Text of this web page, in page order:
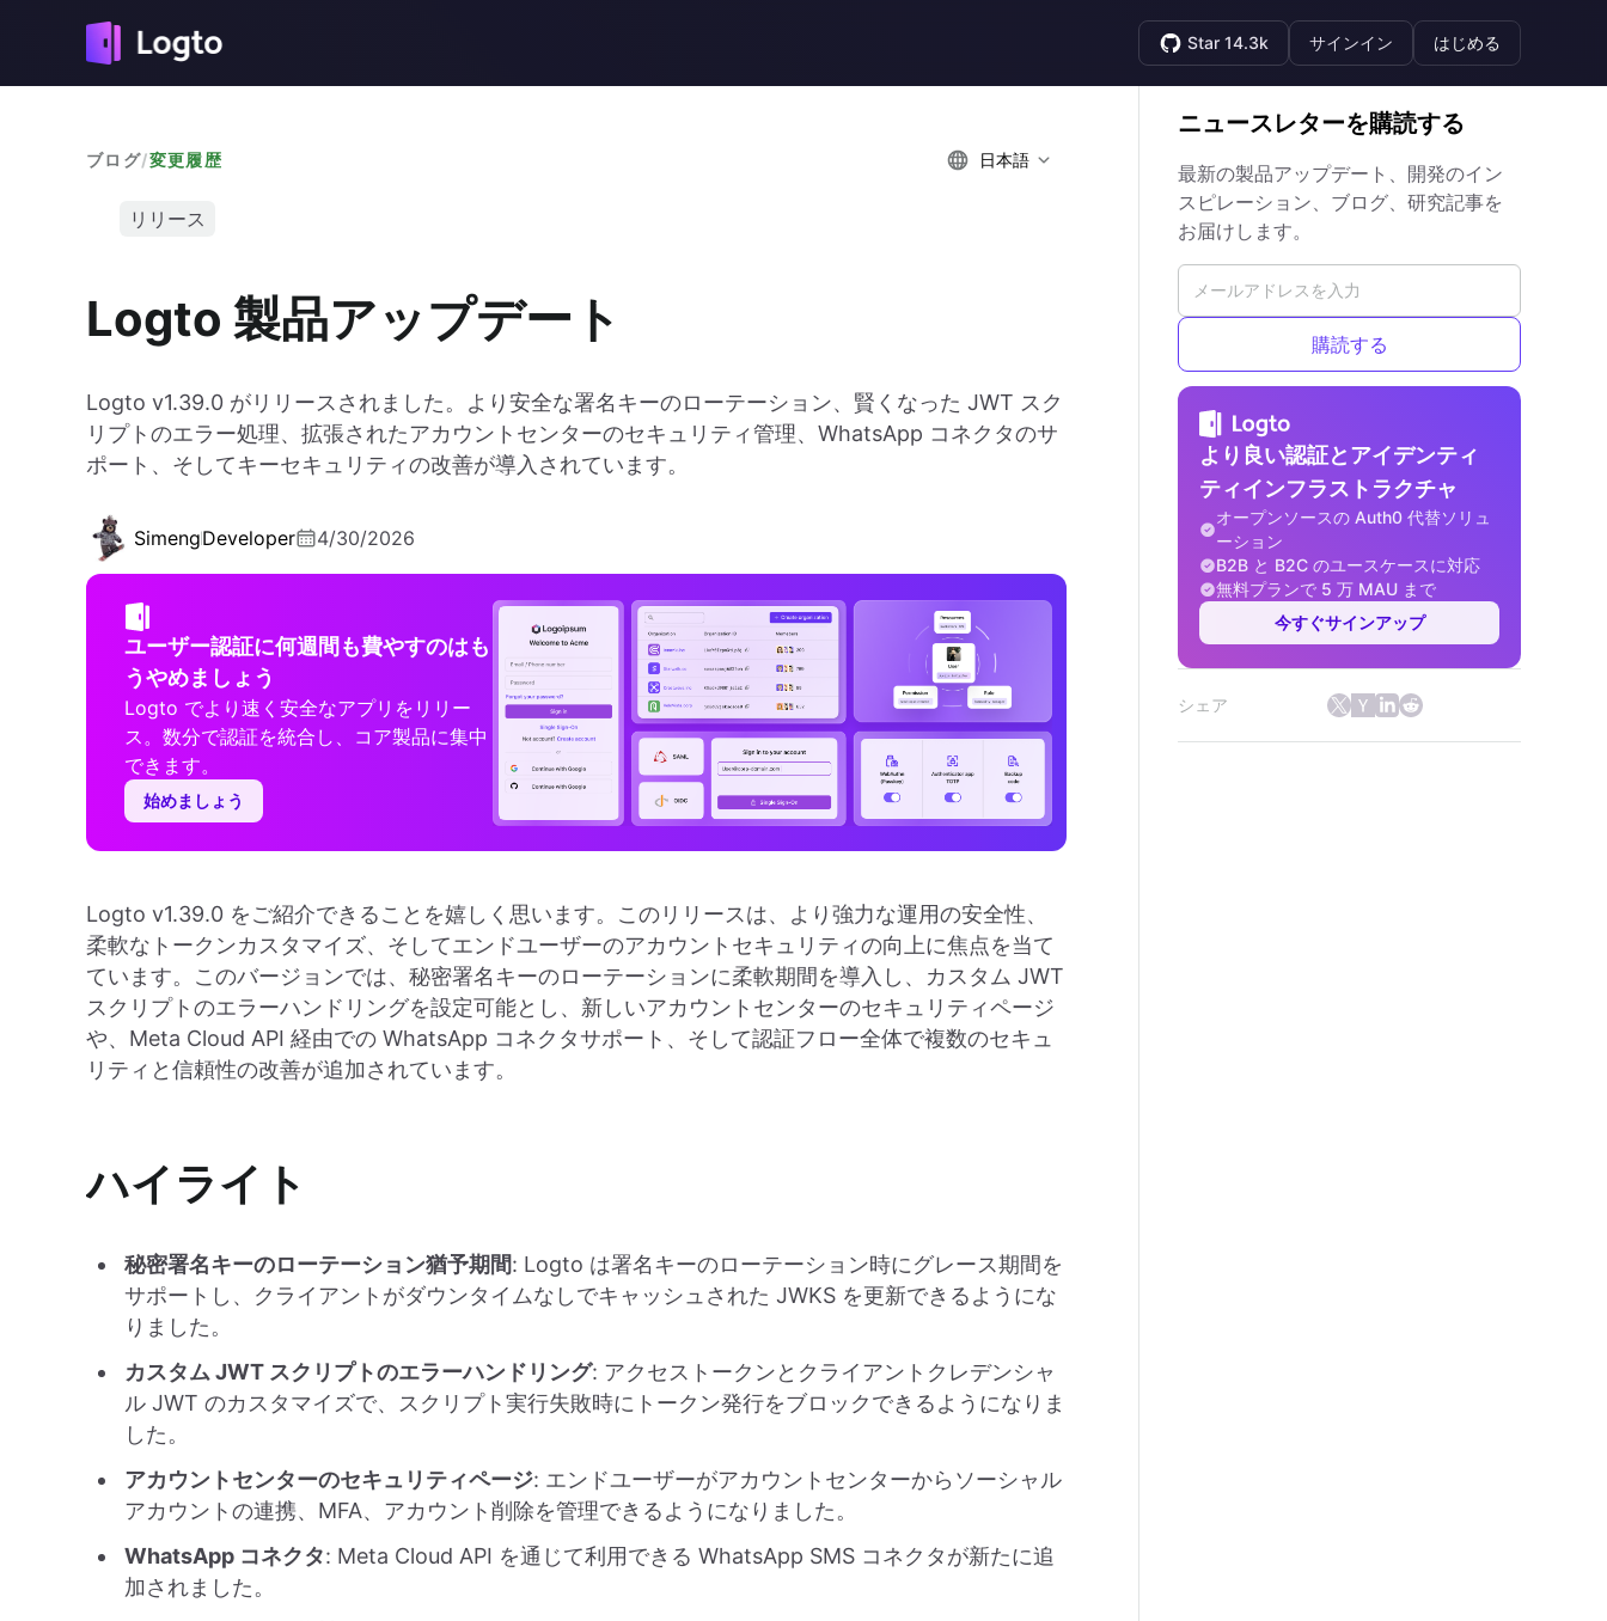
Star 14.3k サインイン はじめる
ブログ/変更履歴 日本語
リリース
Logto 製品アップデート
Logto v1.39.0 がリリースされました。より安全な署名キーのローテーション、賢くなった JWT スク
リプトのエラー処理、拡張されたアカウントセンターのセキュリティ管理、WhatsApp コネクタのサ
ポート、そしてキーセキュリティの改善が導入されています。
SimengDeveloper 4/30/2026
ユーザー認証に何週間も費やすのはも
うやめましょう
Logto でより速く安全なアプリをリリー
ス。数分で認証を統合し、コア製品に集中
できます。
始めましょう
Logto v1.39.0 をご紹介できることを嬉しく思います。このリリースは、より強力な運用の安全性、
柔軟なトークンカスタマイズ、そしてエンドユーザーのアカウントセキュリティの向上に焦点を当て
ています。このバージョンでは、秘密署名キーのローテーションに柔軟期間を導入し、カスタム JWT
スクリプトのエラーハンドリングを設定可能とし、新しいアカウントセンターのセキュリティページ
や、Meta Cloud API 経由での WhatsApp コネクタサポート、そして認証フロー全体で複数のセキュ
リティと信頼性の改善が追加されています。
ハイライト
秘密署名キーのローテーション猶予期間: Logto は署名キーのローテーション時にグレース期間を
サポートし、クライアントがダウンタイムなしでキャッシュされた JWKS を更新できるようにな
りました。
カスタム JWT スクリプトのエラーハンドリング: アクセストークンとクライアントクレデンシャ
ル JWT のカスタマイズで、スクリプト実行失敗時にトークン発行をブロックできるようになりま
した。
アカウントセンターのセキュリティページ: エンドユーザーがアカウントセンターからソーシャル
アカウントの連携、MFA、アカウント削除を管理できるようになりました。
WhatsApp コネクタ: Meta Cloud API を通じて利用できる WhatsApp SMS コネクタが新たに追
加されました。
ニュースレターを購読する
最新の製品アップデート、開発のイン
スピレーション、ブログ、研究記事を
お届けします。
購読する
より良い認証とアイデンティ
ティインフラストラクチャ
オープンソースの Auth0 代替ソリュ
ーション
B2B と B2C のユースケースに対応
無料プランで 5 万 MAU まで
今すぐサインアップ
シェア